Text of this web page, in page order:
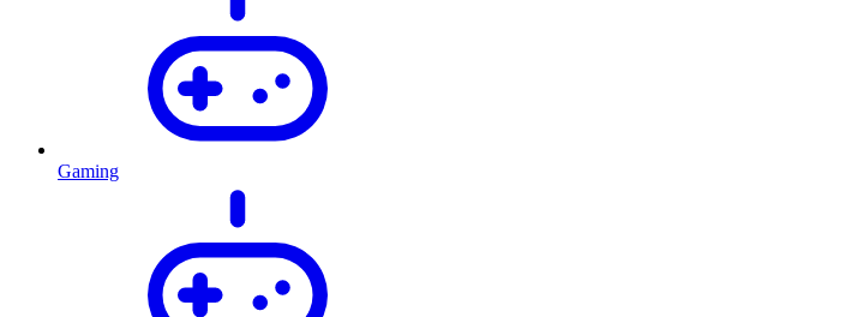
Gaming